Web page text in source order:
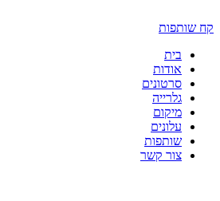
לתוכן
קח שותפות
בית
אודות
סרטונים
גלרייה
מיקום
עלונים
שותפות
צור קשר